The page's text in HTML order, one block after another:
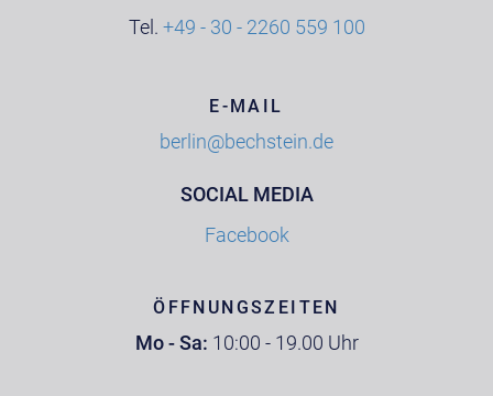
Tel. +49 - 30 - 2260 559 100
E-MAIL
berlin@bechstein.de
SOCIAL MEDIA
Facebook
ÖFFNUNGSZEITEN
Mo - Sa: 10:00 - 19.00 Uhr